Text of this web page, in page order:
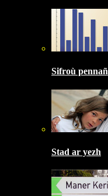
Sifroù pennañ
Stad ar yezh